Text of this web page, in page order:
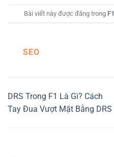
Bài viết này được đăng trong F1
SEO
DRS Trong F1 Là Gì? Cách
Tay Đua Vượt Mặt Bằng DRS